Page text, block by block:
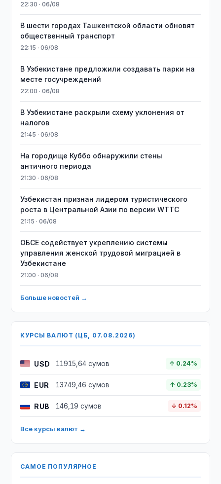
22:30 · 06/08
В шести городах Ташкентской области обновят
общественный транспорт
22:15 · 06/08
В Узбекистане предложили создавать парки на
месте госучреждений
22:00 · 06/08
В Узбекистане раскрыли схему уклонения от
налогов
21:45 · 06/08
На городище Куббо обнаружили стены
античного периода
21:30 · 06/08
Узбекистан признан лидером туристического
роста в Центральной Азии по версии WTTC
21:15 · 06/08
ОБСЕ содействует укреплению системы
управления женской трудовой миграцией в
Узбекистане
21:00 · 06/08
Больше новостей →
КУРСЫ ВАЛЮТ (ЦБ, 07.08.2026)
USD 11915,64 сумов ↑ 0.24%
EUR 13749,46 сумов ↑ 0.23%
RUB 146,19 сумов ↓ 0.12%
Все курсы валют →
САМОЕ ПОПУЛЯРНОЕ